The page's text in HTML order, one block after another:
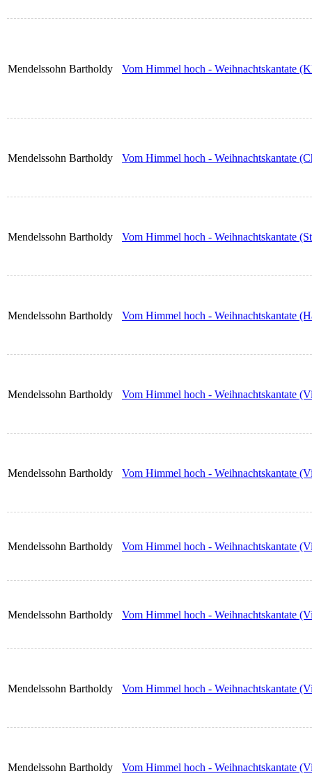
Mendelssohn Bartholdy Vom Himmel hoch - Weihnachtskantate
Mendelssohn Bartholdy Vom Himmel hoch - Weihnachtskantate
Mendelssohn Bartholdy Vom Himmel hoch - Weihnachtskantate
Mendelssohn Bartholdy Vom Himmel hoch - Weihnachtskantate
Mendelssohn Bartholdy Vom Himmel hoch - Weihnachtskantate
Mendelssohn Bartholdy Vom Himmel hoch - Weihnachtskantate
Mendelssohn Bartholdy Vom Himmel hoch - Weihnachtskantate
Mendelssohn Bartholdy Vom Himmel hoch - Weihnachtskantate
Mendelssohn Bartholdy Vom Himmel hoch - Weihnachtskantate
Mendelssohn Bartholdy Vom Himmel hoch - Weihnachtskantate